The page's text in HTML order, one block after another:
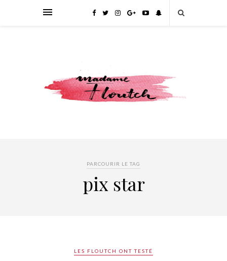
PARCOURIR LE TAG
pix star
LES FLOUTCH ONT TESTÉ